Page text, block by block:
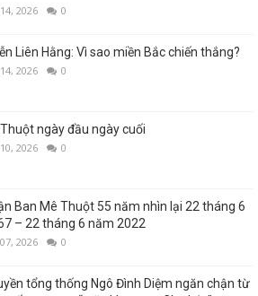
2026 0
Liên Hằng: Vì sao miền Bắc chiến thắng?
2026 0
ngày đầu ngày cuối
2026 0
Ban Mê Thuột 55 năm nhìn lại 22 tháng 6
– 22 tháng 6 năm 2022
2026 0
tổng thống Ngô Đình Diệm ngăn chận từ